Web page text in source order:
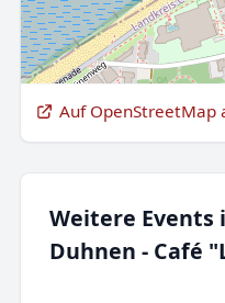
Auf OpenStreetMap
Weitere
Duhnen - Café